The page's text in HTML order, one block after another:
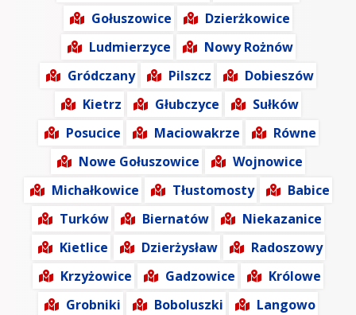
Gołuszowice
Dzierżkowice
Ludmierzyce
Nowy Rożnów
Gródczany
Pilszcz
Dobieszów
Kietrz
Głubczyce
Sułków
Posucice
Maciowakrze
Równe
Nowe Gołuszowice
Wojnowice
Michałkowice
Tłustomosty
Babice
Turków
Biernatów
Niekazanice
Kietlice
Dzierżysław
Radoszowy
Krzyżowice
Gadzowice
Królowe
Grobniki
Boboluszki
Langowo